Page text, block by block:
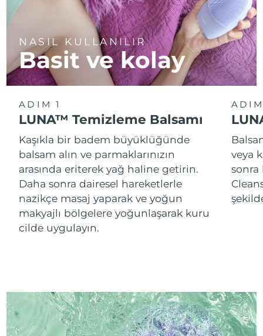
NASIL KULLANILIR
Basit ve kolay
ADIM 1
LUNA™ Temizleme Balsamı
Kaşıkla bir badem büyüklüğünde
balsam alın ve parmaklarınızın
arasında eriterek yağ haline getirin.
Daha sonra dairesel hareketlerle
nazikçe masaj yaparak ve yoğun
makyajlı bölgelere yoğunlaşarak kuru
cilde uygulayın.
veya
sonra